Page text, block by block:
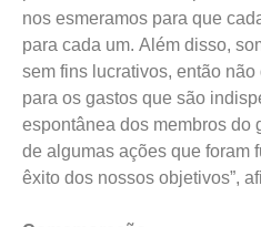
nos esmeramos para que
para cada um. Além disso,
sem fins lucrativos, então
para os gastos que são
espontânea dos membros do
de algumas ações que foram
êxito dos nossos objetivos”,